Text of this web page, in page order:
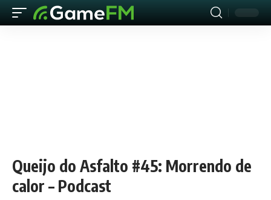
Queijo do Asfalto #45: Morrendo de
calor – Podcast